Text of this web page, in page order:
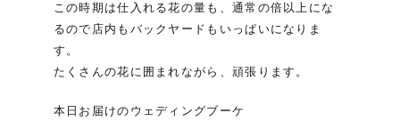
この時期は仕入れる花の量も、通常の倍以上にな
るので店内もバックヤードもいっぱいになりま
す。
たくさんの花に囲まれながら、頑張ります。
本日お届けのウェディングブーケ